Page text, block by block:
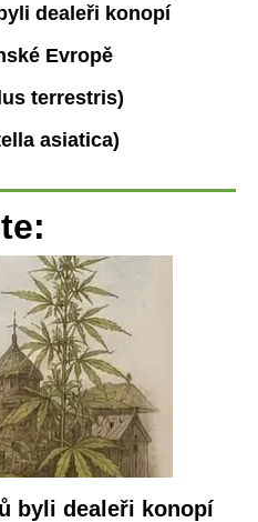
dealeři konopí
Evropě
terrestris)
asiatica)
byli dealeři konopí